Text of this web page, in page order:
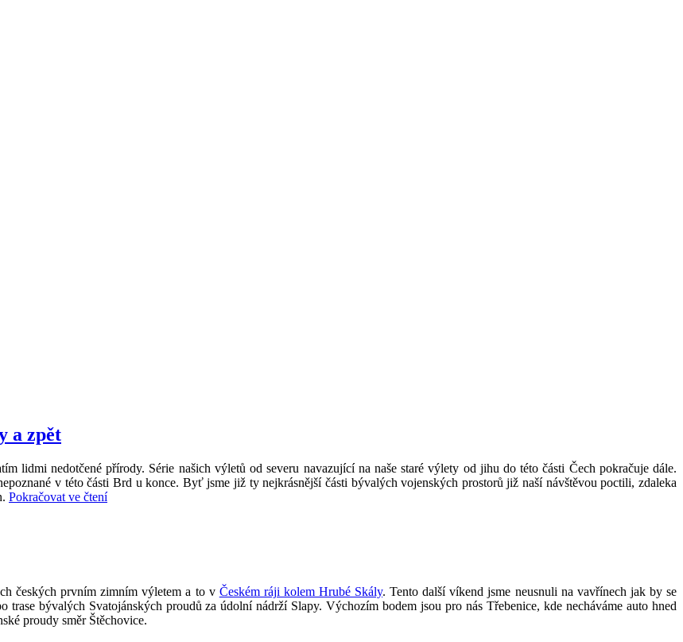
a zpět
lidmi nedotčené přírody. Série našich výletů od severu navazující na naše staré výlety od jihu do této části Čech pokračuje dále.
v této části Brd u konce. Byť jsme již ty nejkrásnější části bývalých vojenských prostorů již naší návštěvou poctili, zdaleka
Pokračovat ve čtení„Brdy,
a
zpět“
českých prvním zimním výletem a to v Českém ráji kolem Hrubé Skály. Tento další víkend jsme neusnuli na vavřínech jak by se
trase bývalých Svatojánských proudů za údolní nádrží Slapy. Výchozím bodem jsou pro nás Třebenice, kde necháváme auto hned
proudy směr Štěchovice.